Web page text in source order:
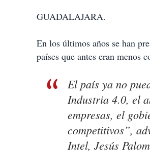
GUADALAJARA.
En los últimos años se han
países que antes eran menos
El país ya no
Industria 4.0, el
empresas, el
competitivos”,
Intel, Jesús